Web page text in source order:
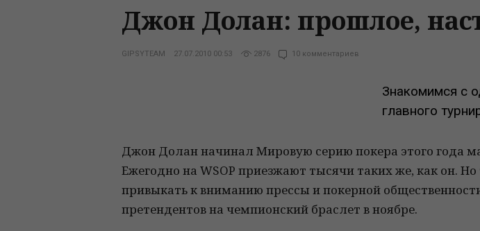
Джон Долан: прошлое,
GIPSYTEAM 27.07.2010 00:53 2876 10 комментариев
Знакомимся с
главного
Джон Долан начинал Мировую серию покера этого года
Ежегодно на WSOP приезжают тысячи таких же, как он.
привыкать к вниманию прессы и покерной
претендентов на чемпионский браслет в ноябре.